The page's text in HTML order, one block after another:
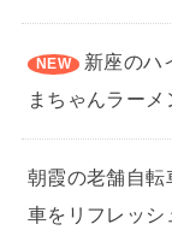
新座のハ
まちゃんラーメ
朝霞の老舗自転
車をリフレッシ